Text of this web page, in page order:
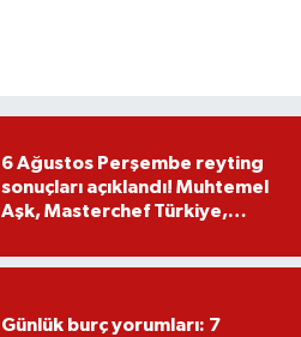
6 Ağustos Perşembe reyting
sonuçları açıklandı! Muhtemel
Aşk, Masterchef Türkiye,
Günlük burç yorumları: 7